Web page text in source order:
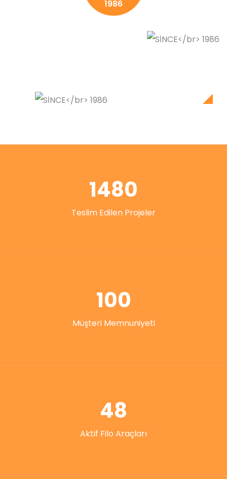
1986
1480
Teslim Edilen Projeler
100
Müşteri Memnuniyeti
48
Aktif Filo Araçları